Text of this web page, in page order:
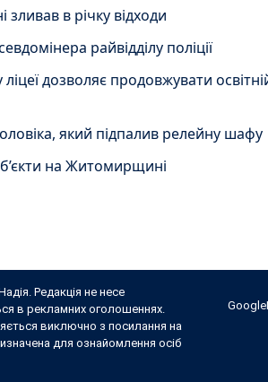
в річку відходи
райвідділу поліції
дозволяє продовжувати
який підпалив релейну шафу
на Житомирщині
Редакція не несе
в рекламних оголошеннях.
виключно з посилання на
для ознайомлення осіб